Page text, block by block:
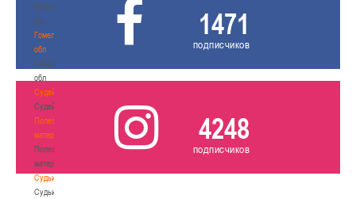
Могилевская
обл
Гомельская
обл
Гомельская
обл
Судейство
Судейство
Полезные
материалы
Полезные
материалы
Судьи
Судьи
1471
подписчиков
4248
подписчиков